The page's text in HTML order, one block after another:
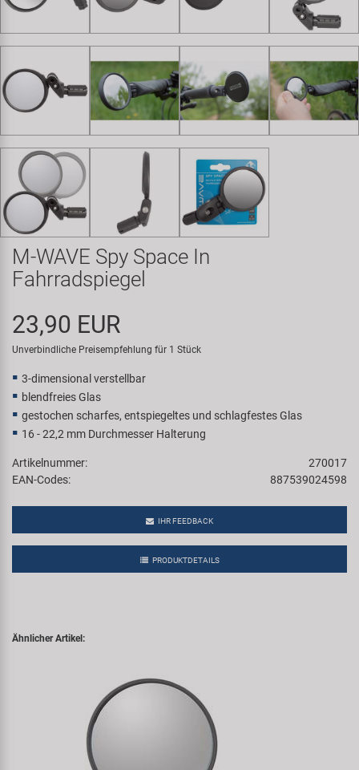
Samox
SRAM/RockShox
Super B
Trail-Gator
Velo
Markenübersicht
M-WAVE Spy Space In
Fahrradspiegel
23,90 EUR
Unverbindliche Preisempfehlung für 1 Stück
3-dimensional verstellbar
blendfreies Glas
gestochen scharfes, entspiegeltes und schlagfestes Glas
16 - 22,2 mm Durchmesser Halterung
Artikelnummer:
270017
EAN-Codes:
887539024598
IHR FEEDBACK
PRODUKTDETAILS
Ähnlicher Artikel: